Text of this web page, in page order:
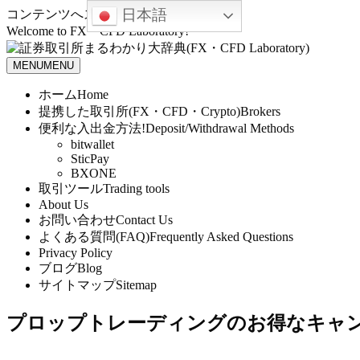
コンテンツへスキップ
Welcome to FX・CFD Laboratory!
MENUMENU
ホームHome
提携した取引所(FX・CFD・Crypto)Brokers
便利な入出金方法!Deposit/Withdrawal Methods
bitwallet
SticPay
BXONE
取引ツールTrading tools
About Us
お問い合わせContact Us
よくある質問(FAQ)Frequently Asked Questions
Privacy Policy
ブログBlog
サイトマップSitemap
プロップトレーディングのお得なキャ
日本語